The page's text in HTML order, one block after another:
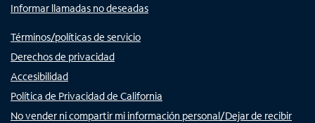
Informar llamadas no deseadas
Términos/políticas de servicio
Derechos de privacidad
Accesibilidad
Política de Privacidad de California
No vender ni compartir mi información personal/Dejar de recibir